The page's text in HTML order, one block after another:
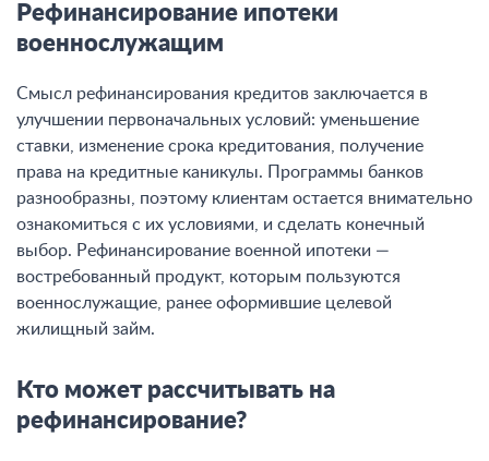
Рефинансирование ипотеки
военнослужащим
Смысл рефинансирования кредитов заключается в
улучшении первоначальных условий: уменьшение
ставки, изменение срока кредитования, получение
права на кредитные каникулы. Программы банков
разнообразны, поэтому клиентам остается внимательно
ознакомиться с их условиями, и сделать конечный
выбор. Рефинансирование военной ипотеки —
востребованный продукт, которым пользуются
военнослужащие, ранее оформившие целевой
жилищный займ.
Кто может рассчитывать на
рефинансирование?